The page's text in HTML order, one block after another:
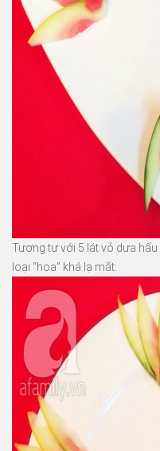
Tương tự với 5 lát vỏ dưa
loại “hoa” khá lạ mắt: